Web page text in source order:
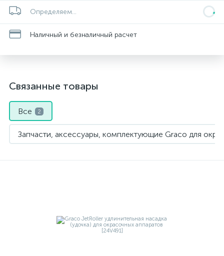
Определяем...
Наличный и безналичный расчет
Связанные товары
Все 2
Запчасти, аксессуары, комплектующие Graco для